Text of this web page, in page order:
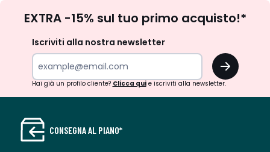
newsletter
EXTRA -15% sul tuo primo acquisto!*
Iscriviti alla nostra newsletter
OK
Hai già un profilo cliente? Clicca quie iscriviti alla newsletter.
CONSEGNA AL PIANO*